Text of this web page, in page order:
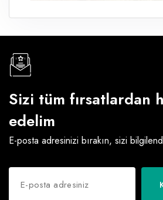
Sizi tüm fırsatlardan
edelim
E-posta adresinizi bırakın, sizi